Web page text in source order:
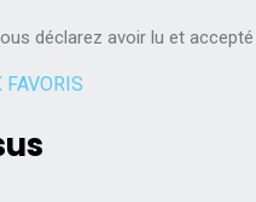
déclarez avoir lu et
FAVORIS